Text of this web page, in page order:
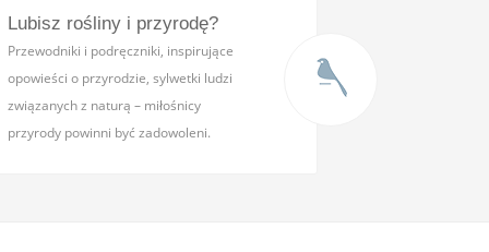
Lubisz rośliny i przyrodę?
Przewodniki i podręczniki, inspirujące
opowieści o przyrodzie, sylwetki ludzi
związanych z naturą – miłośnicy
przyrody powinni być zadowoleni.